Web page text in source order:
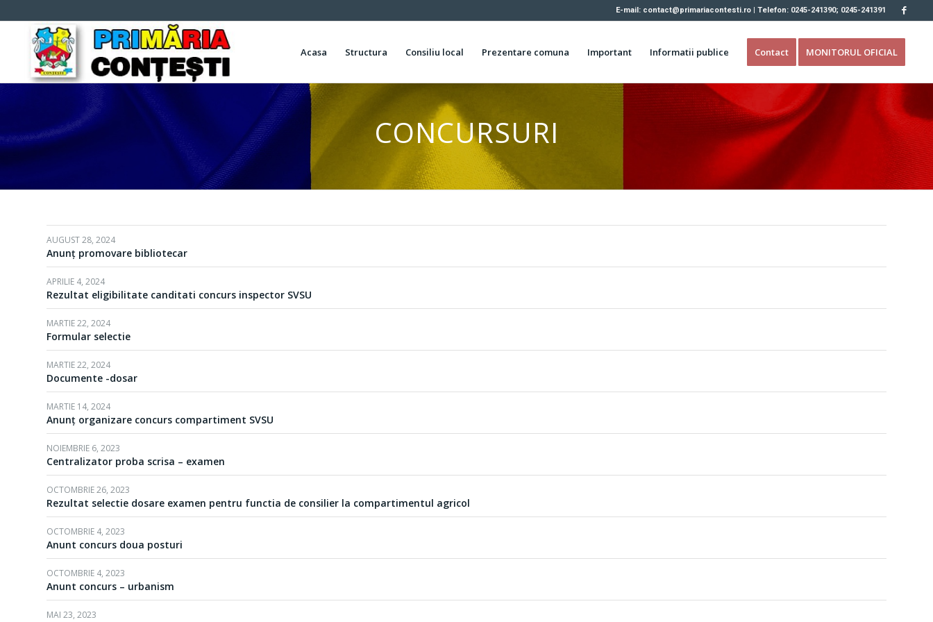
E-mail: contact@primariacontesti.ro | Telefon: 0245-241390; 0245-241391
Acasa Structura Consiliu local Prezentare comuna Important Informatii publice Contact MONITORUL OFICIAL
CONCURSURI
AUGUST 28, 2024
Anunț promovare bibliotecar
APRILIE 4, 2024
Rezultat eligibilitate canditati concurs inspector SVSU
MARTIE 22, 2024
Formular selectie
MARTIE 22, 2024
Documente -dosar
MARTIE 14, 2024
Anunț organizare concurs compartiment SVSU
NOIEMBRIE 6, 2023
Centralizator proba scrisa – examen
OCTOMBRIE 26, 2023
Rezultat selectie dosare examen pentru functia de consilier la compartimentul agricol
OCTOMBRIE 4, 2023
Anunt concurs doua posturi
OCTOMBRIE 4, 2023
Anunt concurs – urbanism
MAI 23, 2023